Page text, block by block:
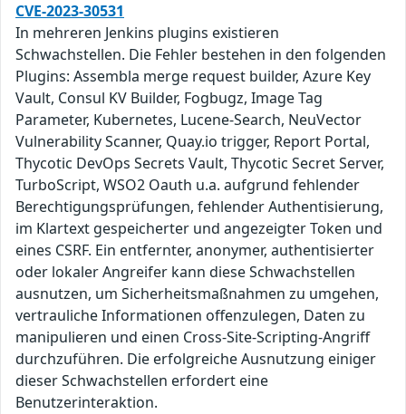
CVE-2023-30531
In mehreren Jenkins plugins existieren
Schwachstellen. Die Fehler bestehen in den folgenden
Plugins: Assembla merge request builder, Azure Key
Vault, Consul KV Builder, Fogbugz, Image Tag
Parameter, Kubernetes, Lucene-Search, NeuVector
Vulnerability Scanner, Quay.io trigger, Report Portal,
Thycotic DevOps Secrets Vault, Thycotic Secret Server,
TurboScript, WSO2 Oauth u.a. aufgrund fehlender
Berechtigungsprüfungen, fehlender Authentisierung,
im Klartext gespeicherter und angezeigter Token und
eines CSRF. Ein entfernter, anonymer, authentisierter
oder lokaler Angreifer kann diese Schwachstellen
ausnutzen, um Sicherheitsmaßnahmen zu umgehen,
vertrauliche Informationen offenzulegen, Daten zu
manipulieren und einen Cross-Site-Scripting-Angriff
durchzuführen. Die erfolgreiche Ausnutzung einiger
dieser Schwachstellen erfordert eine
Benutzerinteraktion.